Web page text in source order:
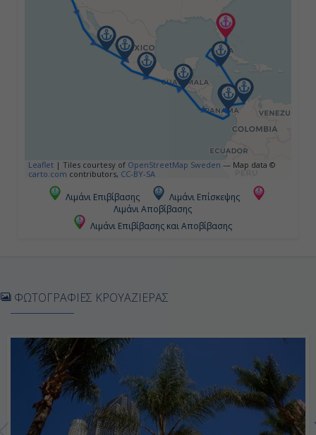
Πουέρτο Βαλάρτα, Μεξικό
21:00
Ημέρα 5h
Εν Πλω
Ακαπούλκο, Μεξικό
Ημέρα 7η
Εν Πλω
Leaflet | Tiles courtesy of OpenStreetMap Sweden — Map data ©
carto.com contributors, CC-BY-SA
Λιμάνι Επιβίβασης
Λιμάνι Επίσκεψης
Λιμάνι Αποβίβασης
Λιμάνι Επιβίβασης και Αποβίβασης
ΦΩΤΟΓΡΑΦΙΕΣ ΚΡΟΥΑΖΙΕΡΑΣ